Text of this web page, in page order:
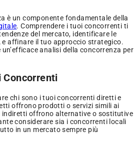
è un componente fondamentale della
. Comprendere i tuoi concorrenti ti
del mercato, identificare le
e affinare il tuo approccio strategico.
analisi della concorrenza per
Concorrenti
chi sono i tuoi concorrenti diretti e
offrono prodotti o servizi simili ai
indiretti offrono alternative o sostitutive
considerare sia i concorrenti locali
in un mercato sempre più